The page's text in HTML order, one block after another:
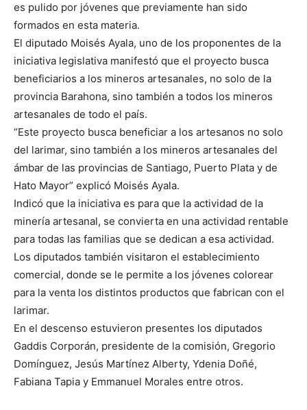
es pulido por jóvenes que previamente han sido
formados en esta materia.
El diputado Moisés Ayala, uno de los proponentes de la
iniciativa legislativa manifestó que el proyecto busca
beneficiarios a los mineros artesanales, no solo de la
provincia Barahona, sino también a todos los mineros
artesanales de todo el país.
“Este proyecto busca beneficiar a los artesanos no solo
del larimar, sino también a los mineros artesanales del
ámbar de las provincias de Santiago, Puerto Plata y de
Hato Mayor” explicó Moisés Ayala.
Indicó que la iniciativa es para que la actividad de la
minería artesanal, se convierta en una actividad rentable
para todas las familias que se dedican a esa actividad.
Los diputados también visitaron el establecimiento
comercial, donde se le permite a los jóvenes colorear
para la venta los distintos productos que fabrican con el
larimar.
En el descenso estuvieron presentes los diputados
Gaddis Corporán, presidente de la comisión, Gregorio
Domínguez, Jesús Martínez Alberty, Ydenia Doñé,
Fabiana Tapia y Emmanuel Morales entre otros.